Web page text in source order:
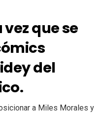
que se
del
a Miles Morales y